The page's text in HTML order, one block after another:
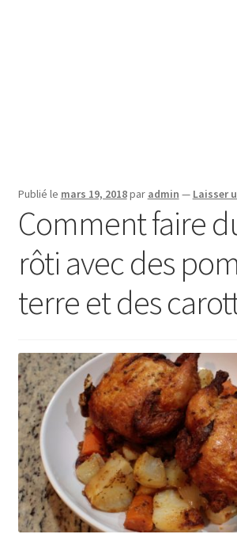
Publié le mars 19, 2018par admin — Laisser
Comment faire
rôti avec des
terre et des